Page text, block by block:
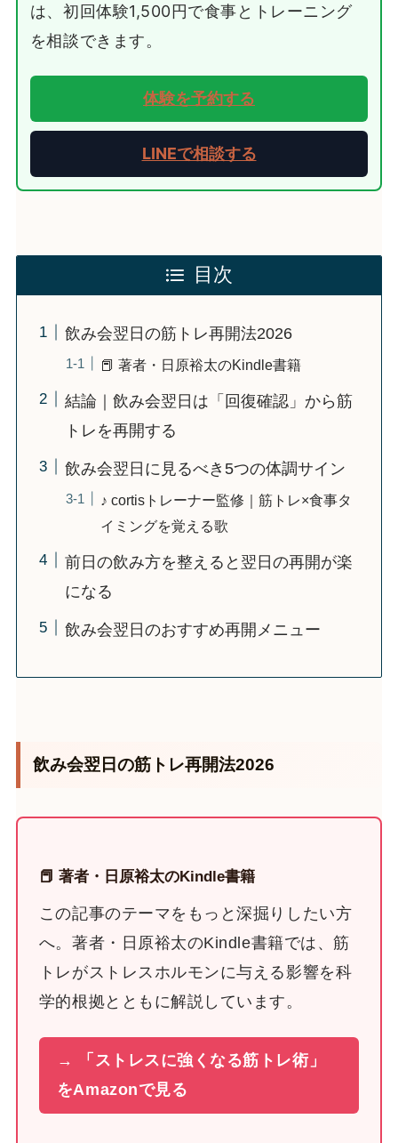
は、初回体験1,500円で食事とトレーニング
を相談できます。
体験を予約する
LINEで相談する
目次
飲み会翌日の筋トレ再開法2026
📕 著者・日原裕太のKindle書籍
結論｜飲み会翌日は「回復確認」から筋
トレを再開する
飲み会翌日に見るべき5つの体調サイン
♪ cortisトレーナー監修｜筋トレ×食事タ
イミングを覚える歌
前日の飲み方を整えると翌日の再開が楽
になる
飲み会翌日のおすすめ再開メニュー
飲み会翌日の筋トレ再開法2026
📕 著者・日原裕太のKindle書籍
この記事のテーマをもっと深掘りしたい方
へ。著者・日原裕太のKindle書籍では、筋
トレがストレスホルモンに与える影響を科
学的根拠とともに解説しています。
→ 「ストレスに強くなる筋トレ術」
をAmazonで見る